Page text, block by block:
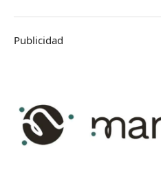
Publicidad